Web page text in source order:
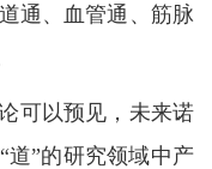
通、血管通、筋脉
可以预见，未来诺
道”的研究领域中产